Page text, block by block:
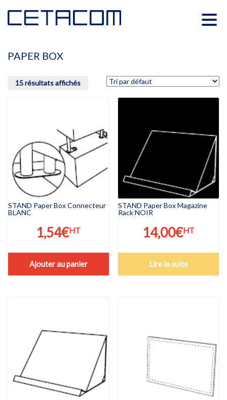
PAPER BOX
15 résultats affichés
STAND Paper Box Connecteur
BLANC
1,54€HT
Ajouter au panier
STAND Paper Box Magazine
Rack NOIR
14,00€HT
Lire la suite